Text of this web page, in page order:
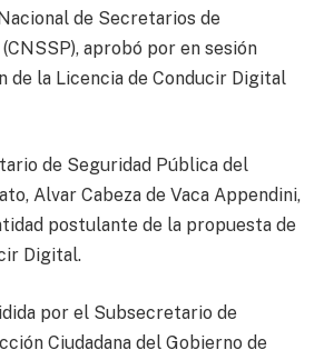
de Secretarios de
aprobó por en sesión
de la Licencia de Conducir Digital
de Seguridad Pública del
Alvar Cabeza de Vaca Appendini,
postulante de la propuesta de
Digital.
por el Subsecretario de
Ciudadana del Gobierno de